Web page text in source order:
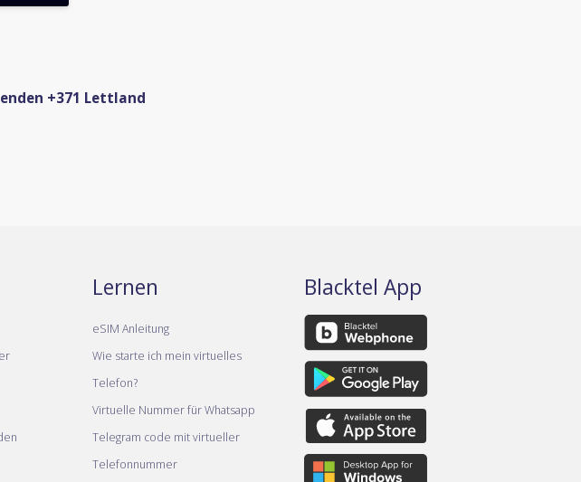
+371 Lettland
Lernen
eSIM Anleitung
Wie starte ich mein virtuelles
Telefon?
Virtuelle Nummer für Whatsapp
Telegram code mit virtueller
Telefonnummer
Blacktel App